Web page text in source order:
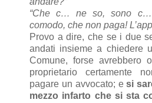
“Che c… ne so, sono
comodo, che non paga!
Provo a dire, che se i due
andati insieme a chiedere
Comune, forse avrebbero
proprietario certamente
pagare un avvocato; esi
mezzo infarto che si sta